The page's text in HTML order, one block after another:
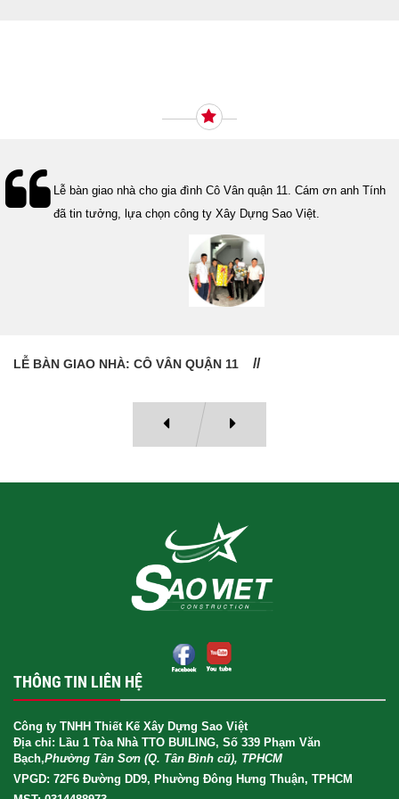
Lễ bàn giao nhà cho gia đình Cô Vân quận 11. Cám ơn anh Tính
đã tin tưởng, lựa chọn công ty Xây Dựng Sao Việt.
LỄ BÀN GIAO NHÀ: CÔ VÂN QUẬN 11
THÔNG TIN LIÊN HỆ
Công ty TNHH Thiết Kế Xây Dựng Sao Việt
Địa chỉ: Lầu 1 Tòa Nhà TTO BUILING, Số 339 Phạm Văn
Bạch,Phường Tân Sơn (Q. Tân Bình cũ), TPHCM
VPGD: 72F6 Đường DD9, Phường Đông Hưng Thuận, TPHCM